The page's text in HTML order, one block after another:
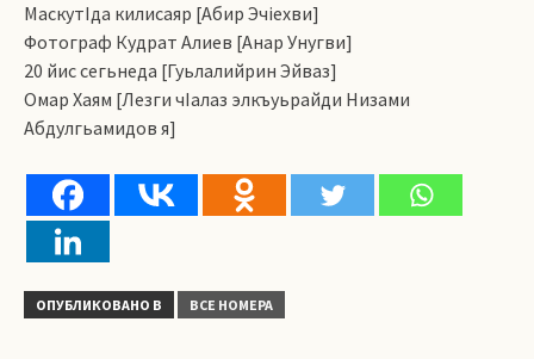
МаскутIда килисаяр [Абир Эчiехви]
Фотограф Кудрат Алиев [Анар Унугви]
20 йис сегьнеда [Гуьлалийрин Эйваз]
Омар Хаям [Лезги чIалаз элкъуьрайди Низами
Абдулгьамидов я]
ОПУБЛИКОВАНО В ВСЕ НОМЕРА